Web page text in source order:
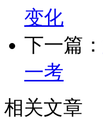
变化
下一篇：
一考
相关文章